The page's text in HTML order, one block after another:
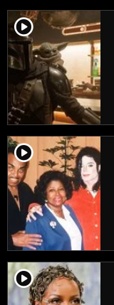
player2
player2
player2